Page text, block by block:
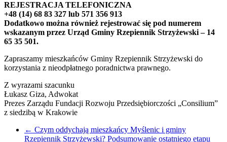
REJESTRACJA TELEFONICZNA
+48 (14) 68 83 327 lub 571 356 913
Dodatkowo można również rejestrować się pod numerem
wskazanym przez Urząd Gminy Rzepiennik Strzyżewski – 14
65 35 501.
Zapraszamy mieszkańców Gminy Rzepiennik Strzyżewski do
korzystania z nieodpłatnego poradnictwa prawnego.
Z wyrazami szacunku
Łukasz Giza, Adwokat
Prezes Zarządu Fundacji Rozwoju Przedsiębiorczości „Consilium”
z siedzibą w Krakowie
← Czym oddychają mieszkańcy Myślenic i gminy
Rzepiennik Strzyżewski? Podsumowanie ostatniego etapu